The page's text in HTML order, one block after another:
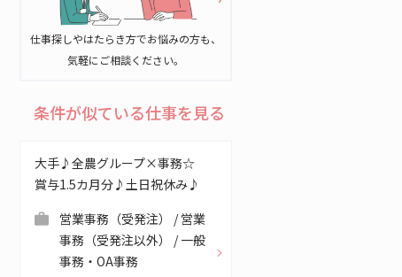
仕事探しやはたらき方でお悩みの方も、
気軽にご相談ください。
条件が似ている仕事を見る
大手♪全農グループ×事務☆
賞与1.5カ月分♪土日祝休み♪
営業事務（受発注） / 営業
事務（受発注以外） / 一般
事務・OA事務